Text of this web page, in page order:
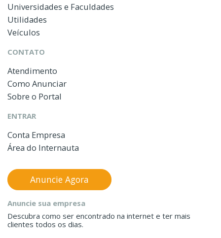
Universidades e Faculdades
Utilidades
Veículos
CONTATO
Atendimento
Como Anunciar
Sobre o Portal
ENTRAR
Conta Empresa
Área do Internauta
Anuncie sua empresa
Descubra como ser encontrado na internet e ter mais
clientes todos os dias.
Anuncie Agora